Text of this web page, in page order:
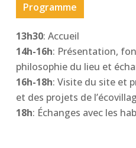
Programme
13h30: Accueil
14h-16h: Présentation,
philosophie du lieu et
16h-18h: Visite du site et
et des projets de
18h: Échanges avec les